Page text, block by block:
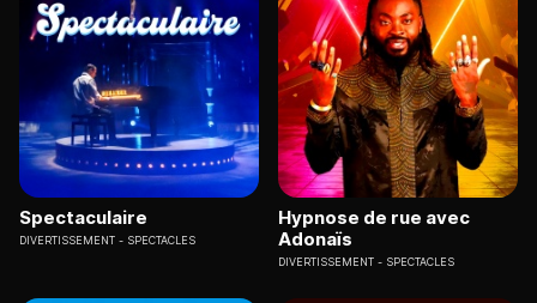
Spectaculaire
DIVERTISSEMENT SPECTACLES
Hypnose de rue avec
Adonaïs
DIVERTISSEMENT SPECTACLES